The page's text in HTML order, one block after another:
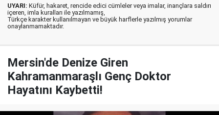
UYARI: Küfür, hakaret, rencide edici cümleler veya imalar, inançlara saldırı
içeren, imla kuralları ile yazılmamış,
Türkçe karakter kullanılmayan ve büyük harflerle yazılmış yorumlar
onaylanmamaktadır.
Mersin'de Denize Giren
Kahramanmaraşlı Genç Doktor
Hayatını Kaybetti!